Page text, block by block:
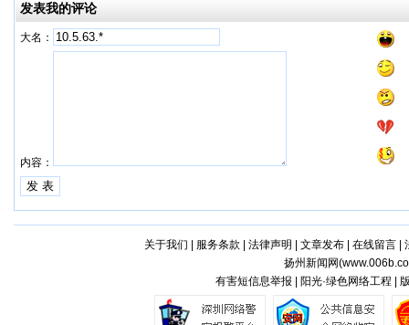
发表我的评论
大名：
内容：
关于我们 服务条款 法律声明 文章发布| 在线留言|
扬州新闻网(
有害短信息举报 | 阳光·绿色网络工程 |